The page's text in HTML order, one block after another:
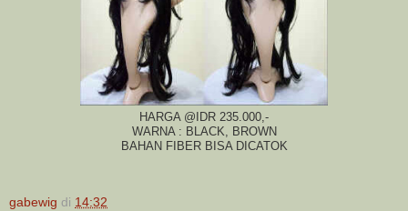
HARGA @IDR 235.000,-
WARNA : BLACK, BROWN
BAHAN FIBER BISA DICATOK
gabewig di 14:32